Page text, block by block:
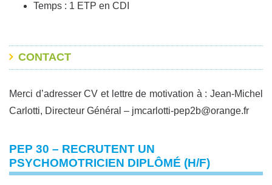
Temps : 1 ETP en CDI
CONTACT
Merci d’adresser CV et lettre de motivation à : Jean-Michel
Carlotti, Directeur Général – jmcarlotti-pep2b@orange.fr
PEP 30 – RECRUTENT UN
PSYCHOMOTRICIEN DIPLÔMÉ (H/F)